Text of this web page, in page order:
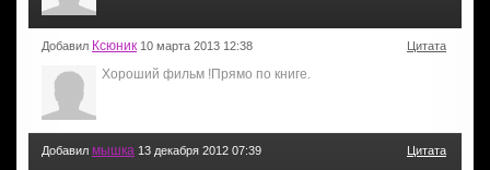
Добавил Ксюник 10 марта 2013 12:38 Цитата
Хороший фильм !Прямо по книге.
Добавил мышка 13 декабря 2012 07:39 Цитата